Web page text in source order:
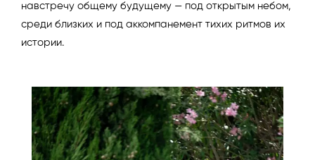
навстречу общему будущему — под открытым небом,
среди близких и под аккомпанемент тихих ритмов их
истории.